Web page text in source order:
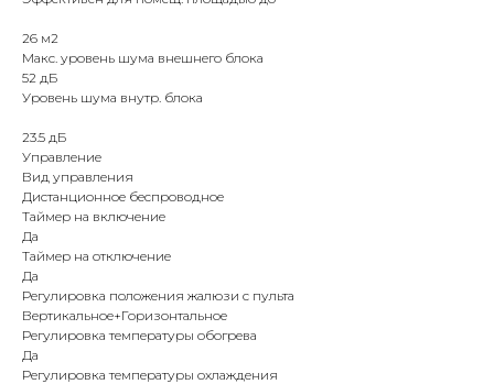
26 м2
Макс. уровень шума внешнего блока
52 дБ
Уровень шума внутр. блока
23.5 дБ
Управление
Вид управления
Дистанционное беспроводное
Таймер на включение
Да
Таймер на отключение
Да
Регулировка положения жалюзи с пульта
Вертикальное+Горизонтальное
Регулировка температуры обогрева
Да
Регулировка температуры охлаждения